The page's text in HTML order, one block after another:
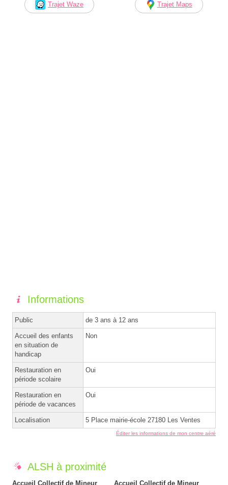
Trajet Waze Trajet Maps
Informations
Public de 3 ans à 12 ans
Accueil des enfants
en situation de
handicap
Non
Restauration en
période scolaire
Oui
Restauration en
période de vacances
Oui
Localisation 5 Place mairie-école 27180 Les Ventes
Éditer les informations de mon centre aéré
ALSH à proximité
Accueil Collectif de Mineur Accueil Collectif de Mineur